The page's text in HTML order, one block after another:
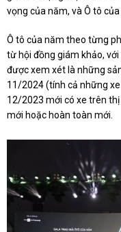
vọng của năm, và Ô tô
Ô tô của năm theo từng
từ hội đồng giám khảo,
được xem xét là những
11/2024 (tính cả những
12/2023 mới có xe trên
mới hoặc hoàn toàn mới.